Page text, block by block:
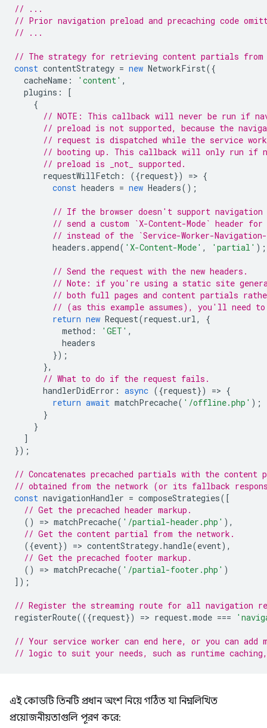
// ...
// Prior navigation preload and precaching code
// ...
// The strategy for retrieving content partials from
const contentStrategy = new NetworkFirst({
cacheName : 'content' ,
plugins :
[
{
// NOTE: This callback will never be run if
// preload is not supported, because the
// request is dispatched while the service
// booting up. This callback will only run if
// preload is _not_ supported.
requestWillFetch : ({request}) => {
const headers = new Headers();
// If the browser doesn't support navigation
// send a custom `X-Content-Mode` header
// instead of the `Service-Worker-
headers .append( 'X-Content-Mode' , 'partial' );
// Send the request with the new headers.
// Note: if you're using a static site
// both full pages and content partials
// (as this example assumes), you'll need to
return new Request(request.url,
{
method : 'GET' ,
headers
});
},
// What to do if the request fails.
handlerDidError : async ({request}) => {
return await matchPrecache( '/offline.php' );
}
}
]
});
// Concatenates precached partials with the content
// obtained from the network (or its fallback
const navigationHandler = composeStrategies([
// Get the precached header markup.
()
=> matchPrecache( '/partial-header.php' ),
// Get the content partial from the network.
({event}) => contentStrategy.handle(event),
// Get the precached footer markup.
()
=> matchPrecache( '/partial-footer.php' )
]);
// Register the streaming route for all navigation
registerRoute(({request}) => request.mode ===
// Your service worker can end here, or you can add
// logic to suit your needs, such as runtime
এই কোডটি তিনটি প্রধান অংশ নিয়ে গঠিত যা নিম্নলিখিত
প্রয়োজনীয়তাগুলি পূরণ করে: